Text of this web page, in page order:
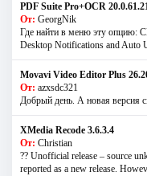
PDF Suite Pro+OCR
От: GeorgNik
Где найти в меню эту опцию:
Desktop Notifications and Auto
Movavi Video Editor Plus
От: azxsdc321
Добрый день. А новая версия
XMedia Recode 3.6.3.4
От: Christian
?? Unofficial release – source
reported as a new release.